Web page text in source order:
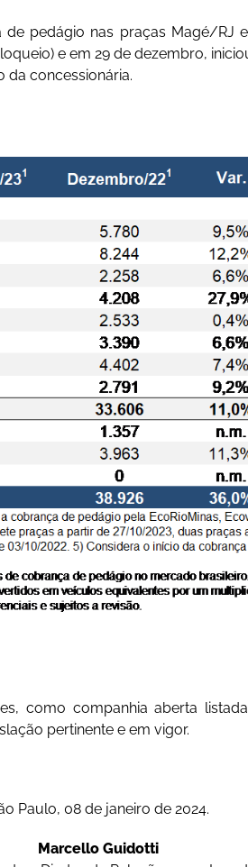
pedágio nas praças Magé/RJ
e em 29 de dezembro,
da concessionária.
como companhia aberta
pertinente e em vigor.
Paulo, 08 de janeiro de 2024.
Marcello Guidotti